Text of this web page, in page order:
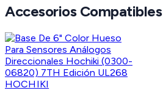
Accesorios Compatibles
HOCHIKI